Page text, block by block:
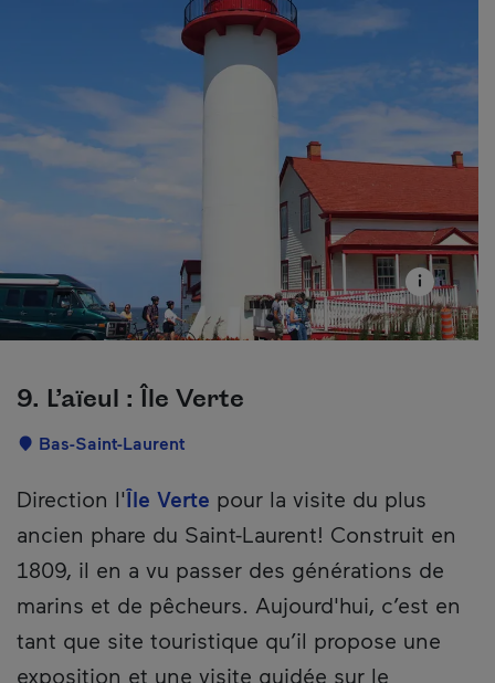
9. L’aïeul : Île Verte
Localisation
Bas-Saint-Laurent
Description
Direction l'Île Verte pour la visite du plus
ancien phare du Saint-Laurent! Construit en
1809, il en a vu passer des générations de
marins et de pêcheurs. Aujourd'hui, c’est en
tant que site touristique qu’il propose une
exposition et une visite guidée sur le